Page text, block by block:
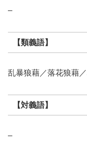
–
【類義語】
乱暴狼藉／落花狼藉
【対義語】
–